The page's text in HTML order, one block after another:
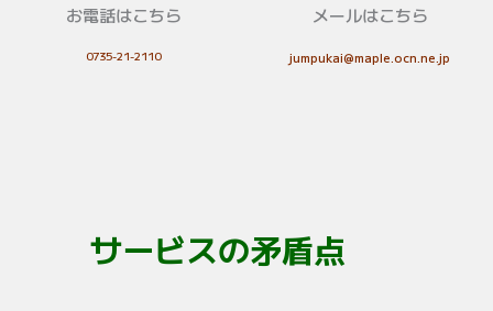
お電話はこちら
0735-21-2110
メールはこちら
jumpukai@maple.ocn.ne.jp
サービスの矛盾点